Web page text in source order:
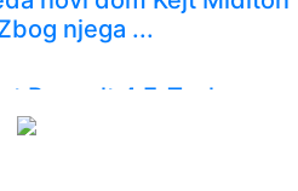
njega ...
Renault 4 E-Tech